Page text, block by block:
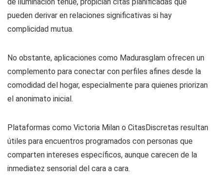
catálogos juntos.
Las cenas en El Rincón de Sahagún, con su ambiente íntimo
pueden derivar en relaciones significativas si hay
complicidad mutua.
No obstante, aplicaciones como Madurasglam ofrecen un
comodidad del hogar, especialmente para quienes priorizan
el anonimato inicial.
Plataformas como Victoria Milan o CitasDiscretas resultan